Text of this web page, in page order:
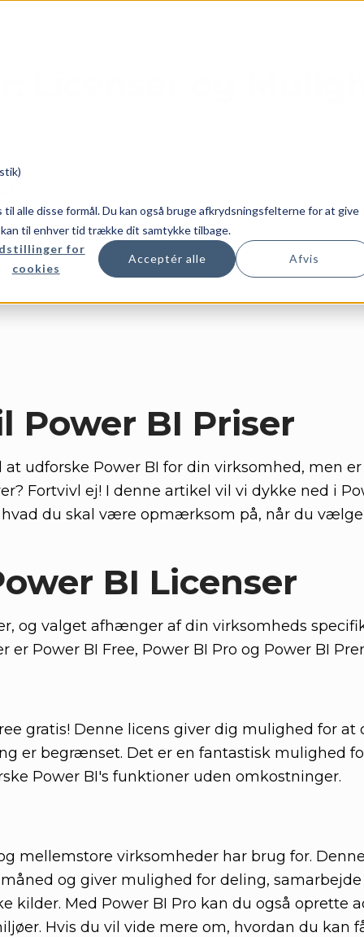
alle disse formål. Du kan også bruge afkrydsningsfelterne for at give
kan til enhver tid trække dit samtykke tilbage.
for
cookies
Acceptér alle Afvis
Rene
BI Priser
at udforske Power BI for din virksomhed, men
Fortvivl ej! I denne artikel vil vi dykke ned i
du skal være opmærksom på, når du
BI Licenser
og valget afhænger af din virksomheds
Power BI Free, Power BI Pro og Power BI
gratis! Denne licens giver dig mulighed for at
er begrænset. Det er en fantastisk mulighed
Power BI's funktioner uden omkostninger.
mellemstore virksomheder har brug for.
og giver mulighed for deling,
kilder. Med Power BI Pro kan du også oprette
Hvis du vil vide mere om, hvordan du kan